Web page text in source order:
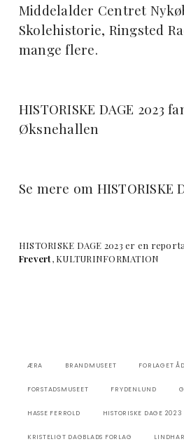
Middelalder Centret
Skolehistorie, Ringsted
mange flere.
HISTORISKE DAGE 2023
Øksnehallen
Se mere om HISTORISKE
HISTORISKE DAGE 2023 er en
Frevert, KULTURINFORMATION
ÆRA BRANDMUSEET FORLAGET
FORSTADSMUSEET FRYDENLUND
HASSE FERROLD HISTORISKE DAGE 2023
KRISTELIGT DAGBLADS FORLAG